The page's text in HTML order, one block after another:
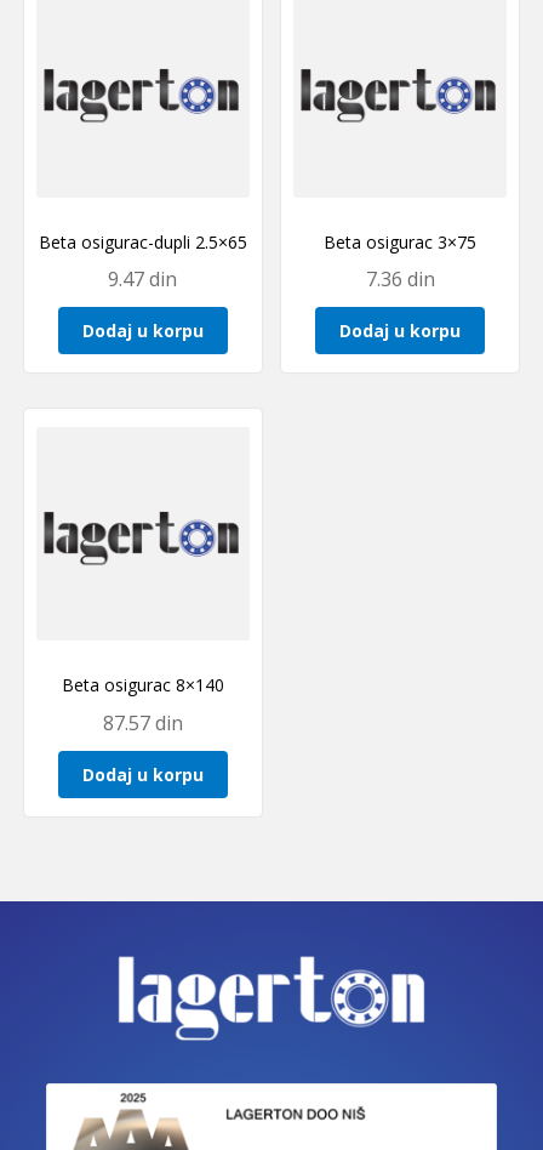
Beta osigurac-dupli 2.5×65
9.47din
Dodaj u korpu
Beta osigurac 3×75
7.36 din
Dodaj u korpu
Beta osigurac 8×140
87.57din
Dodaj u korpu